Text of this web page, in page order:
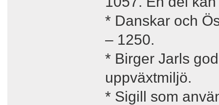
* Danskar och
– 1250.
* Birger Jarls
uppväxtmiljö.
* Sigill som